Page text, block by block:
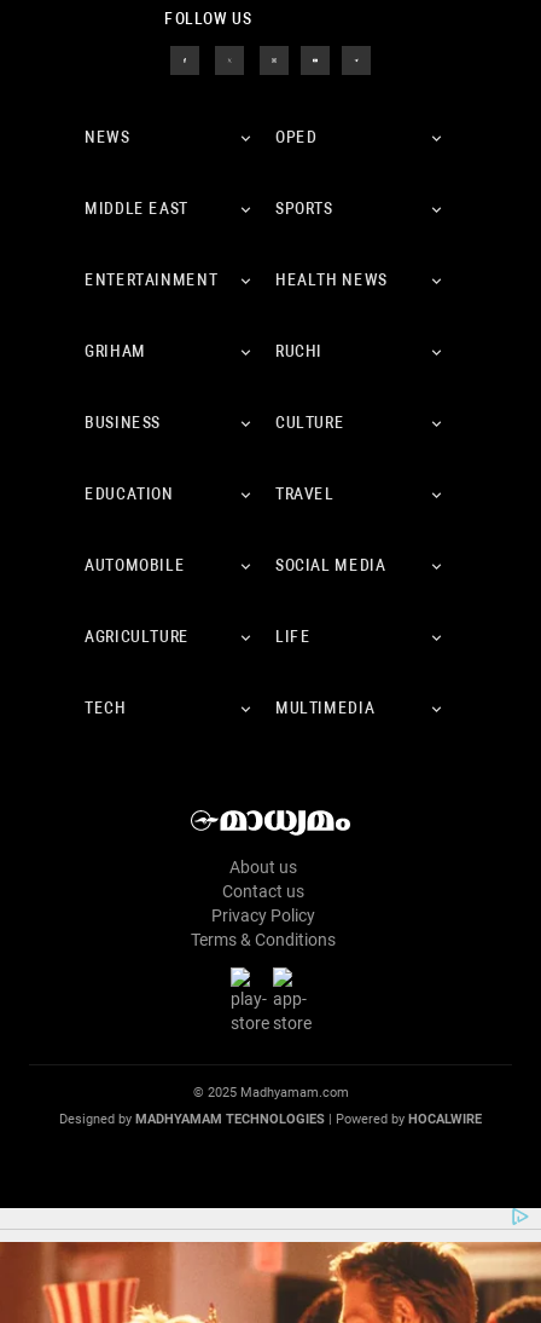
FOLLOW US
NEWS OPED
MIDDLE EAST SPORTS
ENTERTAINMENT HEALTH NEWS
GRIHAM RUCHI
BUSINESS CULTURE
EDUCATION TRAVEL
AUTOMOBILE SOCIAL MEDIA
AGRICULTURE LIFE
TECH MULTIMEDIA
About us
Contact us
Privacy Policy
Terms & Conditions
© 2025 Madhyamam.com
Designed by MADHYAMAM TECHNOLOGIES | Powered by HOCALWIRE